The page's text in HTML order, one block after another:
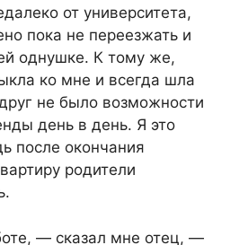
от университета,
пока не переезжать и
однушке. К тому же,
ко мне и всегда шла
не было возможности
день в день. Я это
после окончания
родители
— сказал мне отец, —